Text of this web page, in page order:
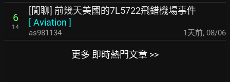
6
14
[閒聊] 前幾天美國的7L5722飛錯機場事件
[Aviation ]
as981134 1天前, 08/06
更多 即時熱門文章 >>